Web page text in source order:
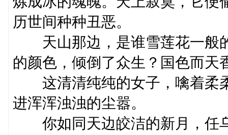
历世间种种丑恶。
天山那边，是谁雪莲花一般
的颜色，倾倒了众生？国色而天
这清清纯纯的女子，噙着柔
进浑浑浊浊的尘嚣。
你如同天边皎洁的新月，任